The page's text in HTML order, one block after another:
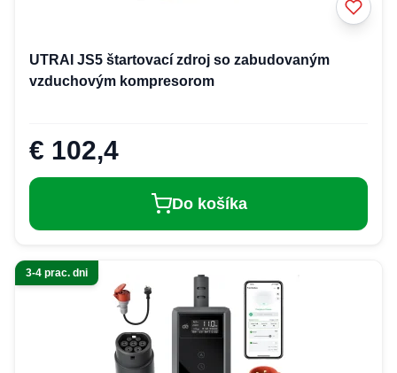
UTRAI JS5 štartovací zdroj so zabudovaným
vzduchovým kompresorom
€ 102,4
Do košíka
3-4 prac. dni